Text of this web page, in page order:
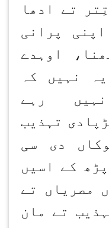
تے ادھا
پرانی
اوہدے
نہیں کہ
رہے
تہذیب
دی سی
کے اسیں
مصریاں تے
تے مان